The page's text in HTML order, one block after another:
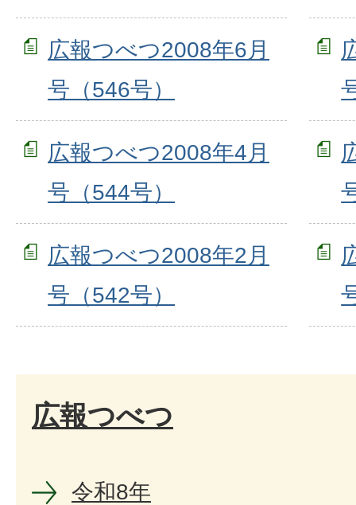
広報つべつ2008年6月
号（546号）
広報つべつ2008年4月
号（544号）
広報つべつ2008年2月
号（542号）
広報つべつ
令和8年